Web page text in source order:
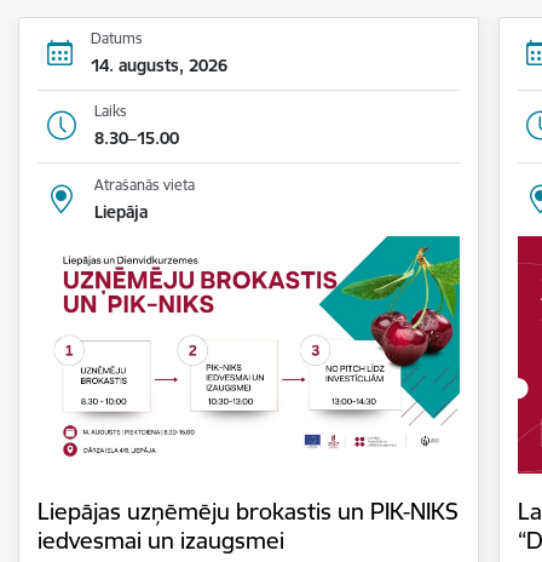
Datums
14. augusts, 2026
Laiks
8.30–15.00
Atrašanās vieta
Liepāja
Liepājas uzņēmēju brokastis un PIK-NIKS
iedvesmai un izaugsmei